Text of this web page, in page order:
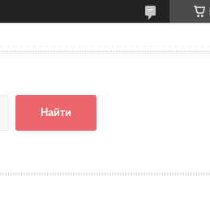
Найти